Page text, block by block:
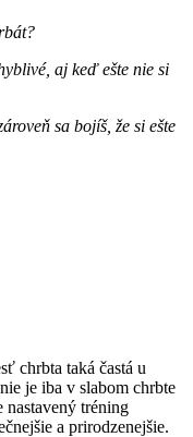
aj keď ešte nie si
sa bojíš, že si ešte
chrbta taká častá u
je iba v slabom chrbte
nastavený tréning
a prirodzenejšie.